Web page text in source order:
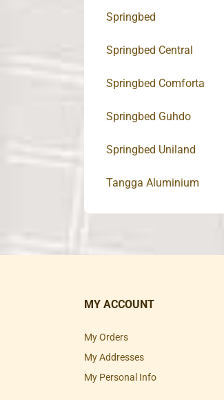
Springbed
Springbed Central
Springbed Comforta
Springbed Guhdo
Springbed Uniland
Tangga Aluminium
MY ACCOUNT
My Orders
My Addresses
My Personal Info